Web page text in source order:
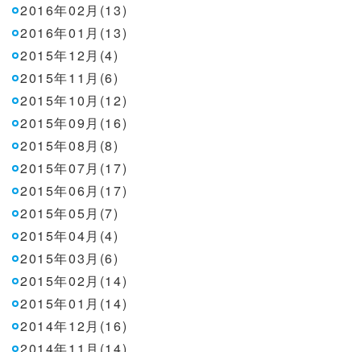
2016年02月(13)
2016年01月(13)
2015年12月(4)
2015年11月(6)
2015年10月(12)
2015年09月(16)
2015年08月(8)
2015年07月(17)
2015年06月(17)
2015年05月(7)
2015年04月(4)
2015年03月(6)
2015年02月(14)
2015年01月(14)
2014年12月(16)